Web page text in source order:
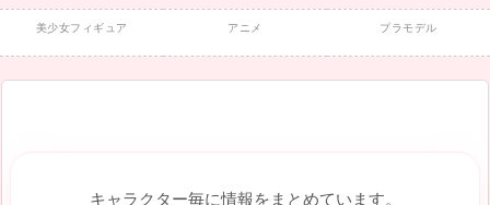
美少女フィギュア アニメ プラモデル
キャラクター毎に情報をまとめています。